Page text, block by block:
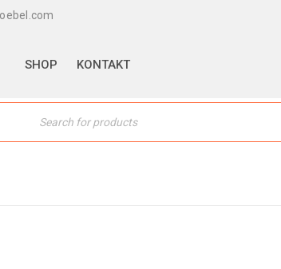
SHOP KONTAKT